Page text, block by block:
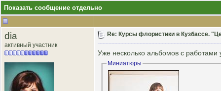
Показать сообщение отдельно
dia
активный участник
Re: Курсы флористики в Кузбассе.
Уже несколько альбомов с работами
Миниатюры